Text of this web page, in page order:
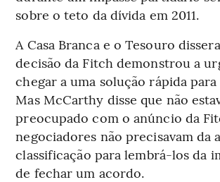
sobre o teto da dívida em 2011.
A Casa Branca e o Tesouro
decisão da Fitch demonstrou a
chegar a uma solução rápida
Mas McCarthy disse que não
preocupado com o anúncio da
negociadores não precisavam da
classificação para lembrá-los da
de fechar um acordo.